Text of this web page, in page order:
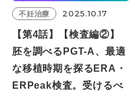
不妊治療 2025.10.17
【第4話】【検査編②】
胚を調べるPGT-A、最適
な移植時期を探るERA・
ERPeak検査。受けるべ